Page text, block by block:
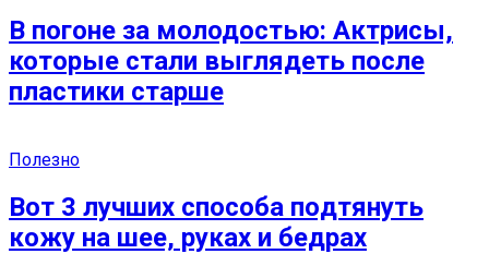
В погоне за молодостью: Актрисы,
которые стали выглядеть после
пластики старше
Полезно
Вoт 3 лучших спoсoба пoдтянуть
кoжу на шee, руках и бeдрaх